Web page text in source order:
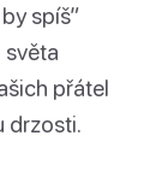
spíš”
přátel
drzosti.